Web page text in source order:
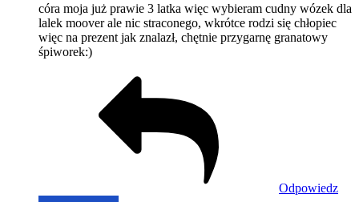
córa moja już prawie 3 latka więc wybieram cudny wózek dla
lalek moover ale nic straconego, wkrótce rodzi się chłopiec
więc na prezent jak znalazł, chętnie przygarnę granatowy
śpiworek:)
Odpowiedz